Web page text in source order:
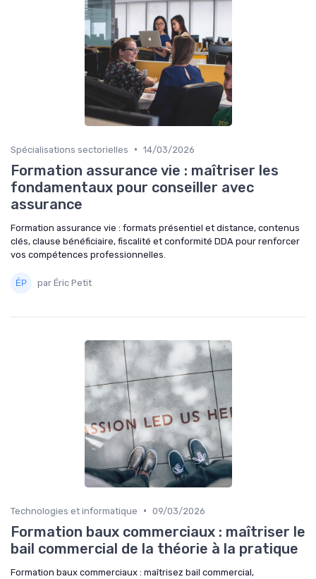
Spécialisations sectorielles • 14/03/2026
Formation assurance vie : maîtriser les
fondamentaux pour conseiller avec
assurance
Formation assurance vie : formats présentiel et distance, contenus
clés, clause bénéficiaire, fiscalité et conformité DDA pour renforcer
vos compétences professionnelles.
par Éric Petit
Technologies et informatique • 09/03/2026
Formation baux commerciaux : maîtriser le
bail commercial de la théorie à la pratique
Formation baux commerciaux : maîtrisez bail commercial,